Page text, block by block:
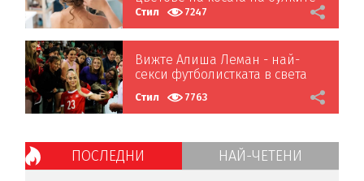
за тази есен
Стил 7247
Вижте Алиша Леман - най-
секси футболистката в света
Стил 7763
ПОСЛЕДНИ НАЙ-ЧЕТЕНИ